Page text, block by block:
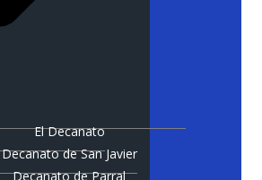
El Decanato
Decanato de San Javier
Decanato de Parral